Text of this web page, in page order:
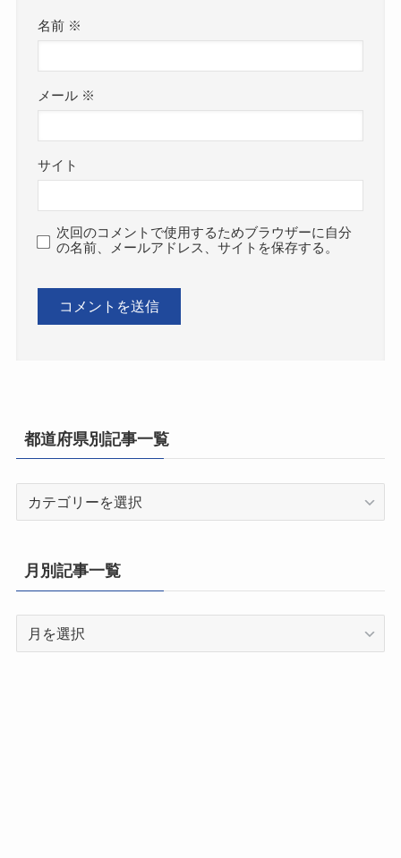
名前 ※
メール ※
サイト
次回のコメントで使用するためブラウザーに自分
の名前、メールアドレス、サイトを保存する。
都道府県別記事一覧
県
別
一
月別記事一覧